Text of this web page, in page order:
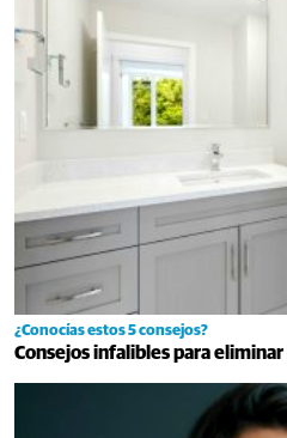
¿Conocías estos 5 consejos?
Consejos infalibles para